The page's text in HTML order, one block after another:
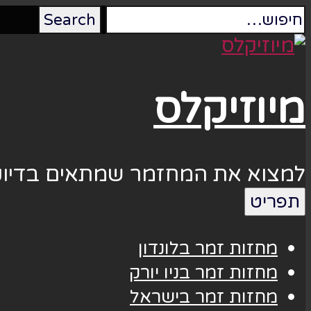
מיוזיקלס
למצוא את המחזמר שמתאים
תפריט
מחזות זמר בלונדון
מחזות זמר בניו יורק
מחזות זמר בישראל